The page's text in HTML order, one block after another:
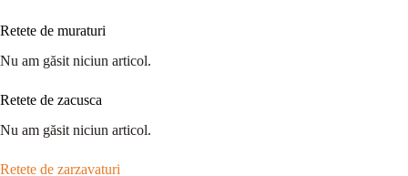
Retete de muraturi
Nu am găsit niciun articol.
Retete de zacusca
Nu am găsit niciun articol.
Retete de zarzavaturi